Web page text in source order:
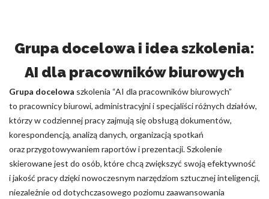
Grupa docelowa i idea szkolenia:
AI dla pracowników biurowych
Grupa docelowa szkolenia “AI dla pracowników biurowych”
to pracownicy biurowi, administracyjni i specjaliści różnych działów,
którzy w codziennej pracy zajmują się obsługą dokumentów,
korespondencją, analizą danych, organizacją spotkań
oraz przygotowywaniem raportów i prezentacji. Szkolenie
skierowane jest do osób, które chcą zwiększyć swoją efektywność
i jakość pracy dzięki nowoczesnym narzędziom sztucznej inteligencji,
niezależnie od dotychczasowego poziomu zaawansowania